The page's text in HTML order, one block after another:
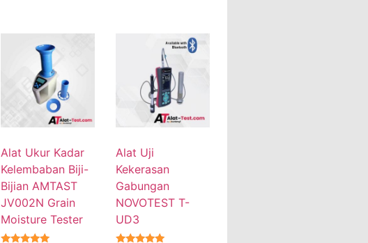
Alat Ukur Kadar
Kelembaban Biji-
Bijian AMTAST
JV002N Grain
Moisture Tester
Alat Uji
Kekerasan
Gabungan
NOVOTEST T-
UD3